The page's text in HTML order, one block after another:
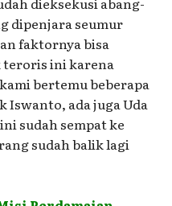
dipenjara seumur
faktornya bisa
teroris ini karena
bertemu beberapa
Iswanto, ada juga Uda
sudah sempat ke
sudah balik lagi